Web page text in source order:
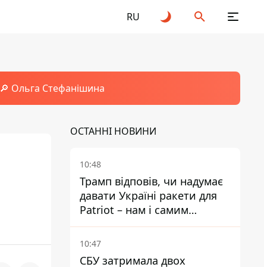
RU
🔎 Ольга Стефанішина
ОСТАННІ НОВИНИ
10:48
Трамп відповів, чи надумає
давати Україні ракети для
Patriot – нам і самим
потрібні
10:47
СБУ затримала двох